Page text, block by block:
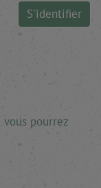
S'identifier
pourrez